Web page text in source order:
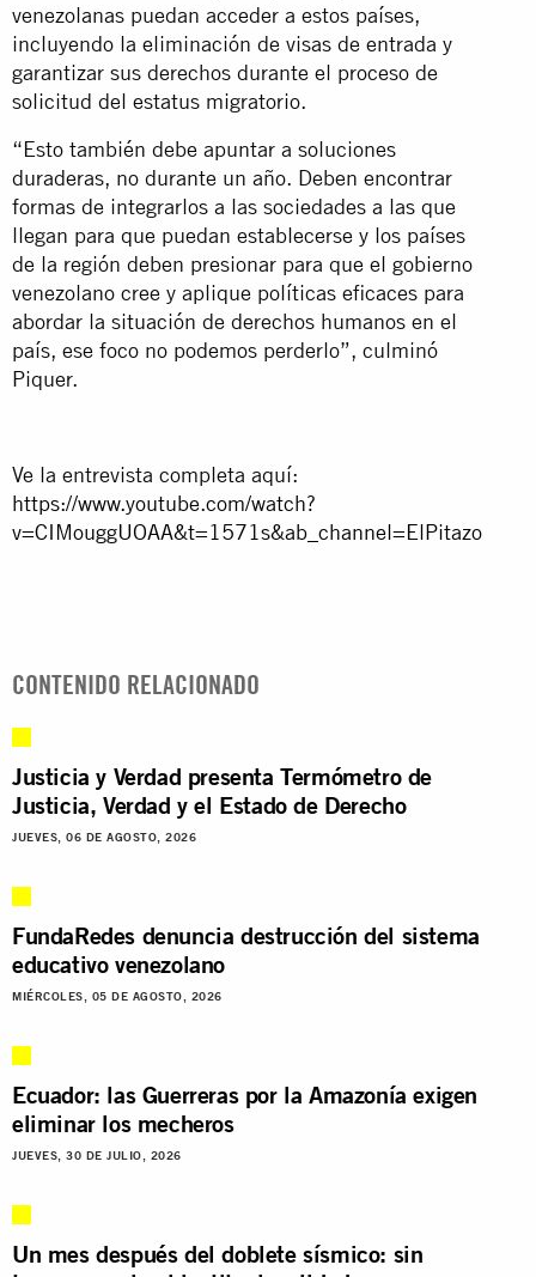
venezolanas puedan acceder a estos países,
incluyendo la eliminación de visas de entrada y
garantizar sus derechos durante el proceso de
solicitud del estatus migratorio.
“Esto también debe apuntar a soluciones
duraderas, no durante un año. Deben encontrar
formas de integrarlos a las sociedades a las que
llegan para que puedan establecerse y los países
de la región deben presionar para que el gobierno
venezolano cree y aplique políticas eficaces para
abordar la situación de derechos humanos en el
país, ese foco no podemos perderlo”, culminó
Piquer.
Ve la entrevista completa aquí:
https://www.youtube.com/watch?
v=CIMouggUOAA&t=1571s&ab_channel=ElPitazo
CONTENIDO RELACIONADO
Justicia y Verdad presenta Termómetro de
Justicia, Verdad y el Estado de Derecho
JUEVES, 06 DE AGOSTO, 2026
FundaRedes denuncia destrucción del sistema
educativo venezolano
MIÉRCOLES, 05 DE AGOSTO, 2026
Ecuador: las Guerreras por la Amazonía exigen
eliminar los mecheros
JUEVES, 30 DE JULIO, 2026
Un mes después del doblete sísmico: sin